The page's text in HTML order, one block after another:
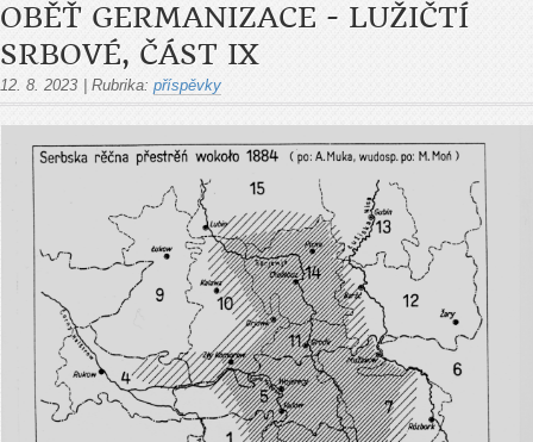
OBĚŤ GERMANIZACE - LUŽIČTÍ
SRBOVÉ, ČÁST IX
12. 8. 2023 Rubrika: příspěvky